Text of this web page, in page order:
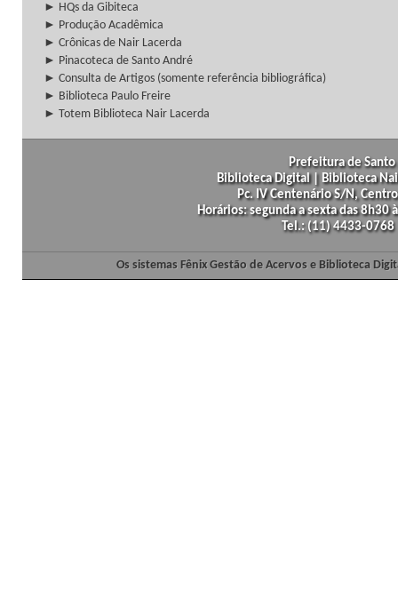
► HQs da Gibiteca
► Produção Acadêmica
► Crônicas de Nair Lacerda
► Pinacoteca de Santo André
► Consulta de Artigos (somente referência bibliográfica)
► Biblioteca Paulo Freire
► Totem Biblioteca Nair Lacerda
Prefeitura de
Biblioteca Digital | Biblioteca
Pc. IV Centenário S/N,
Horários: segunda a sexta das
Tel.: (11) 4433-
Os sistemas Fênix Gestão de Acervos e Biblioteca